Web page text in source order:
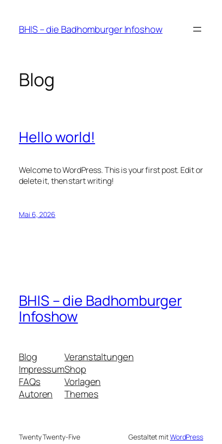
springen
BHIS – die Badhomburger Infoshow
Blog
Hello world!
Welcome to WordPress. This is your first post. Edit or
delete it, then start writing!
Mai 6, 2026
BHIS – die Badhomburger
Infoshow
Blog
Impressum
FAQs
Autoren
Veranstaltungen
Shop
Vorlagen
Themes
Twenty Twenty-Five Gestaltet mitWordPress